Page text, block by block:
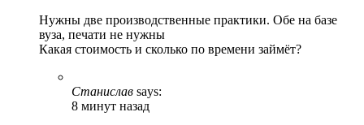
Нужны две производственные практики. Обе на базе
вуза, печати не нужны
Какая стоимость и сколько по времени займёт?
Станислав says:
8 минут назад